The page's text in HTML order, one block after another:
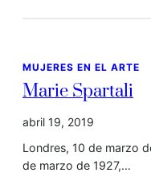
MUJERES EN EL ARTE
Marie Spartali
abril 19, 2019
Londres, 10 de marzo
de marzo de 1927,…